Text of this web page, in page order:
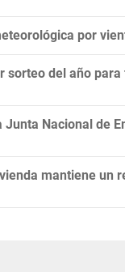
por
del año
Nacional de
mantiene un